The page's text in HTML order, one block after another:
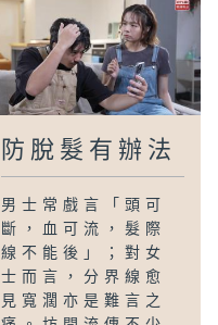
防脫髮有辦法
男士常戲言「頭可
斷，血可流，髮際
線不能後」；對女
士而言，分界線愈
見寬濶亦是難言之